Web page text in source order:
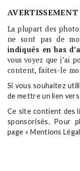
AVERTISSEMENT
La plupart des
ne sont pas de
indiqués en bas
vous voyez que j’ai
content, faites-le
Si vous souhaitez
de mettre un lien
Ce site contient des
sponsorisés. Pour
page « Mentions